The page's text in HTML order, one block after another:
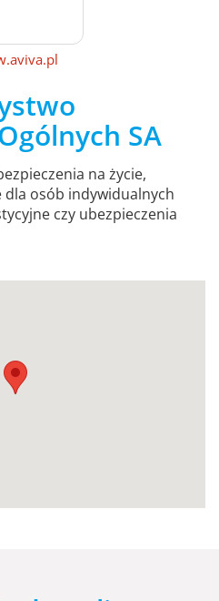
SA
na życie,
osób indywidualnych
czy ubezpieczenia